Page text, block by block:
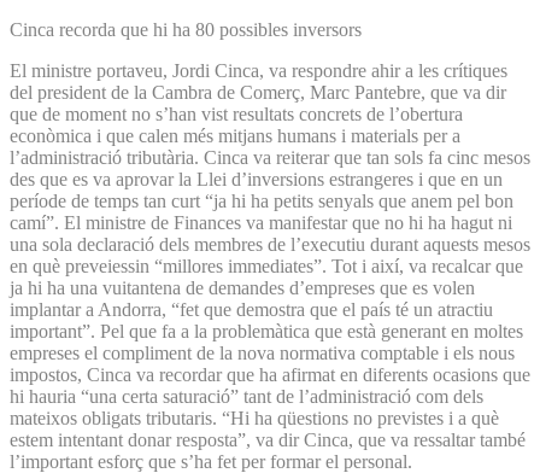
Cinca recorda que hi ha 80 possibles inversors
El ministre portaveu, Jordi Cinca, va respondre ahir a les crítiques
del president de la Cambra de Comerç, Marc Pantebre, que va dir
que de moment no s’han vist resultats concrets de l’obertura
econòmica i que calen més mitjans humans i materials per a
l’administració tributària. Cinca va reiterar que tan sols fa cinc mesos
des que es va aprovar la Llei d’inversions estrangeres i que en un
període de temps tan curt “ja hi ha petits senyals que anem pel bon
camí”. El ministre de Finances va manifestar que no hi ha hagut ni
una sola declaració dels membres de l’executiu durant aquests mesos
en què preveiessin “millores immediates”. Tot i així, va recalcar que
ja hi ha una vuitantena de demandes d’empreses que es volen
implantar a Andorra, “fet que demostra que el país té un atractiu
important”. Pel que fa a la problemàtica que està generant en moltes
empreses el compliment de la nova normativa comptable i els nous
impostos, Cinca va recordar que ha afirmat en diferents ocasions que
hi hauria “una certa saturació” tant de l’administració com dels
mateixos obligats tributaris. “Hi ha qüestions no previstes i a què
estem intentant donar resposta”, va dir Cinca, que va ressaltar també
l’important esforç que s’ha fet per formar el personal.